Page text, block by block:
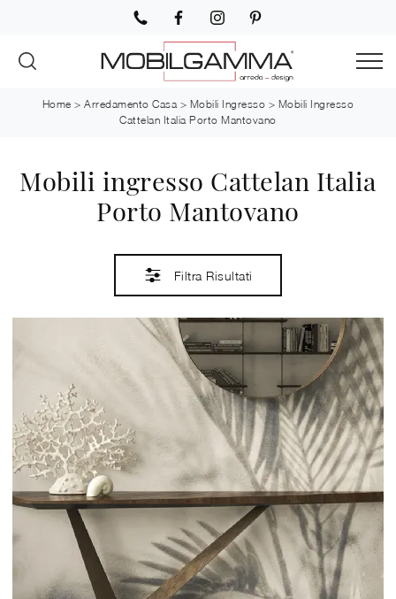
Home >Arredamento Casa > Mobili Ingresso > Mobili Ingresso
Cattelan Italia Porto Mantovano
Mobili ingresso Cattelan Italia
Porto Mantovano
Filtra Risultati